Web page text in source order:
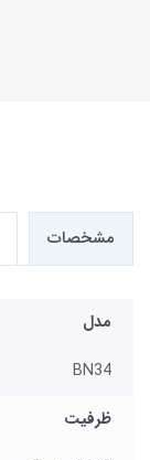
مشخصات
مدل
BN34
ظرفیت